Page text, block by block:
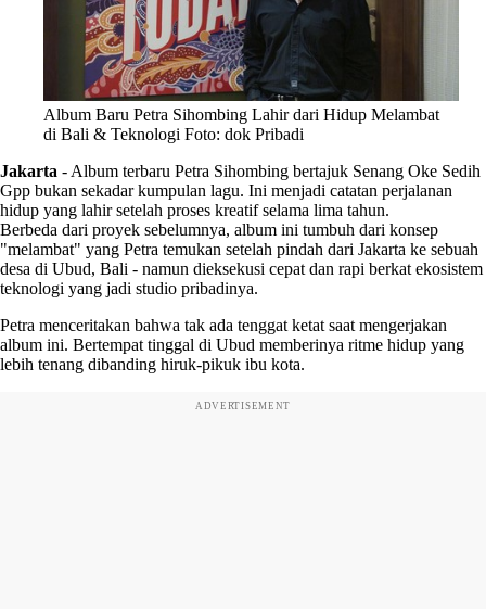
Album Baru Petra Sihombing Lahir dari Hidup Melambat
di Bali & Teknologi Foto: dok Pribadi
Jakarta - Album terbaru Petra Sihombing bertajuk Senang Oke Sedih
Gpp bukan sekadar kumpulan lagu. Ini menjadi catatan perjalanan
hidup yang lahir setelah proses kreatif selama lima tahun.
Berbeda dari proyek sebelumnya, album ini tumbuh dari konsep
"melambat" yang Petra temukan setelah pindah dari Jakarta ke sebuah
desa di Ubud, Bali - namun dieksekusi cepat dan rapi berkat ekosistem
teknologi yang jadi studio pribadinya.
Petra menceritakan bahwa tak ada tenggat ketat saat mengerjakan
album ini. Bertempat tinggal di Ubud memberinya ritme hidup yang
lebih tenang dibanding hiruk-pikuk ibu kota.
ADVERTISEMENT